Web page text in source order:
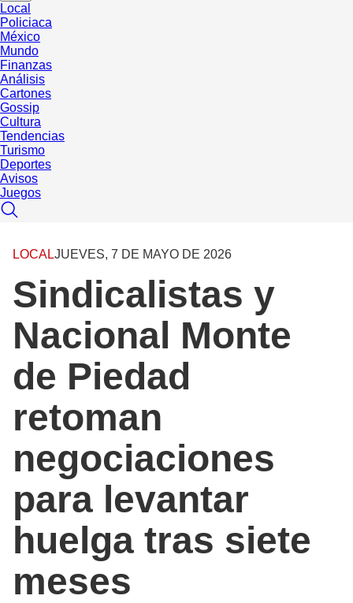
Local
Policiaca
México
Mundo
Finanzas
Análisis
Cartones
Gossip
Cultura
Tendencias
Turismo
Deportes
Avisos
Juegos
LOCALJUEVES, 7 DE MAYO DE 2026
Sindicalistas y
Nacional Monte
de Piedad
retoman
negociaciones
para levantar
huelga tras siete
meses